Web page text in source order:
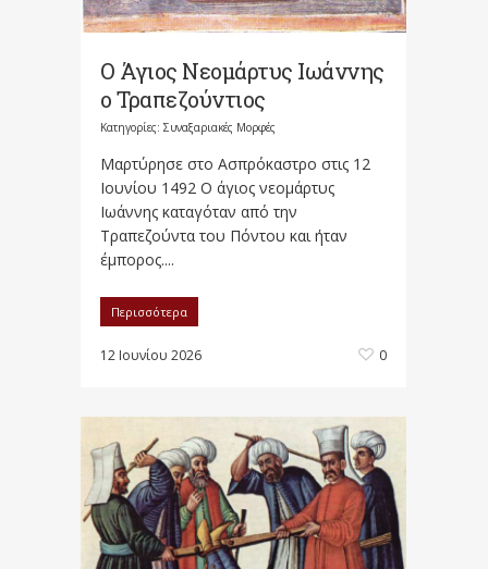
Ο Άγιος Νεομάρτυς Ιωάννης
ο Τραπεζούντιος
Κατηγορίες: Συναξαριακές Μορφές
Μαρτύρησε στο Ασπρόκαστρο στις 12
Ιουνίου 1492 Ο άγιος νεομάρτυς
Ιωάννης καταγόταν από την
Τραπεζούντα του Πόντου και ήταν
έμπορος....
Περισσότερα
12 Ιουνίου 2026 0